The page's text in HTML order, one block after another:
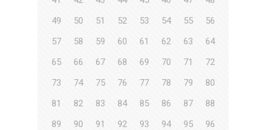
49
50 51 52 53 54 55
56
57
58 59 60 61 62 63
64
65
66 67 68 69 70 71
72
73
74 75 76 77 78 79
80
81
82 83 84 85 86 87
88
89
90 91 92 93 94 95
96